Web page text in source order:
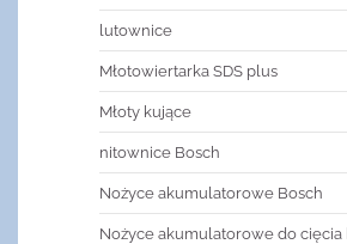
lutownice
Młotowiertarka SDS plus
Młoty kujące
nitownice Bosch
Nożyce akumulatorowe Bosch
Nożyce akumulatorowe do cięcia